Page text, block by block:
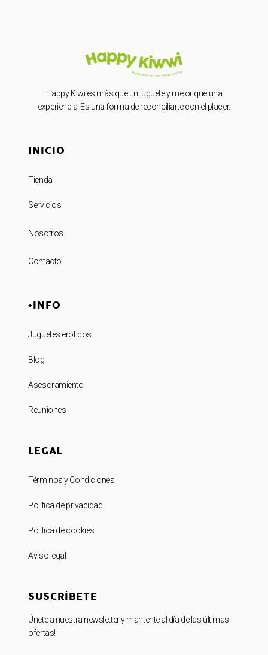
Happy Kiwi es más que un juguete y mejor que una
experiencia. Es una forma de reconciliarte con el placer.
INICIO
Tienda
Servicios
Nosotros
Contacto
+INFO
Juguetes eróticos
Blog
Asesoramiento
Reuniones
LEGAL
Términos y Condiciones
Política de privacidad
Política de cookies
Aviso legal
SUSCRÍBETE
Únete a nuestra newsletter y mantente al día de las últimas
ofertas!